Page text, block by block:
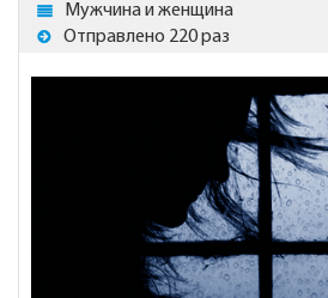
Мужчина и женщина
Отправлено 220 раз